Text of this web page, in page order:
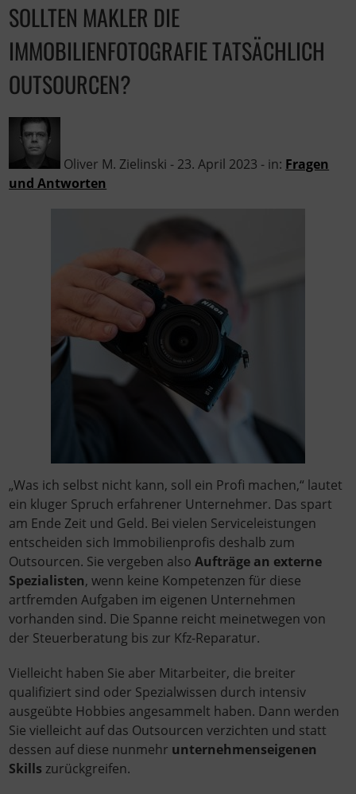
SOLLTEN MAKLER DIE
IMMOBILIENFOTOGRAFIE TATSÄCHLICH
OUTSOURCEN?
Oliver M. Zielinski - 23. April 2023 - in: Fragen
und Antworten
„Was ich selbst nicht kann, soll ein Profi machen,“ lautet
ein kluger Spruch erfahrener Unternehmer. Das spart
am Ende Zeit und Geld. Bei vielen Serviceleistungen
entscheiden sich Immobilienprofis deshalb zum
Outsourcen. Sie vergeben alsoAufträge an externe
Spezialisten, wenn keine Kompetenzen für diese
artfremden Aufgaben im eigenen Unternehmen
vorhanden sind. Die Spanne reicht meinetwegen von
der Steuerberatung bis zur Kfz-Reparatur.
Vielleicht haben Sie aber Mitarbeiter, die breiter
qualifiziert sind oder Spezialwissen durch intensiv
ausgeübte Hobbies angesammelt haben. Dann werden
Sie vielleicht auf das Outsourcen verzichten und statt
dessen auf diese nunmehr unternehmenseigenen
Skills zurückgreifen.